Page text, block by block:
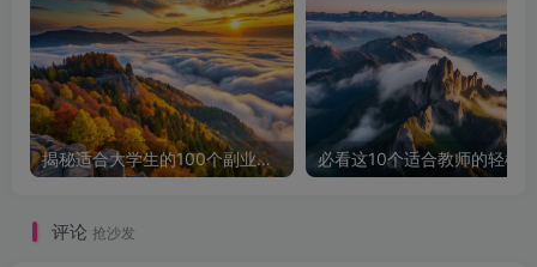
揭秘适合大学生的100个副业项目，让你轻松赚钱！
评论 抢沙发